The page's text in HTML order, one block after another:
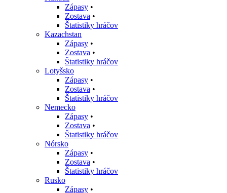
Zápasy •
Zostava •
Štatistiky hráčov
Kazachstan
Zápasy •
Zostava •
Štatistiky hráčov
Lotyšsko
Zápasy •
Zostava •
Štatistiky hráčov
Nemecko
Zápasy •
Zostava •
Štatistiky hráčov
Nórsko
Zápasy •
Zostava •
Štatistiky hráčov
Rusko
Zápasy •